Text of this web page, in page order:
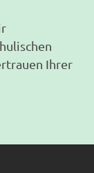
Ihrer